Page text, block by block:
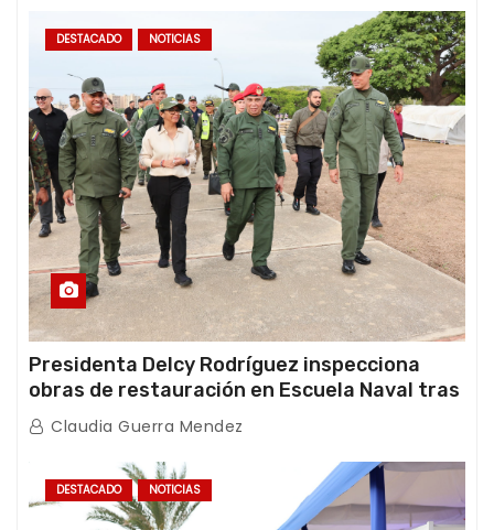
DESTACADO NOTICIAS
Presidenta Delcy Rodríguez inspecciona
obras de restauración en Escuela Naval tras
afectaciones sísmicas en La Guaira
Claudia Guerra Mendez
DESTACADO NOTICIAS